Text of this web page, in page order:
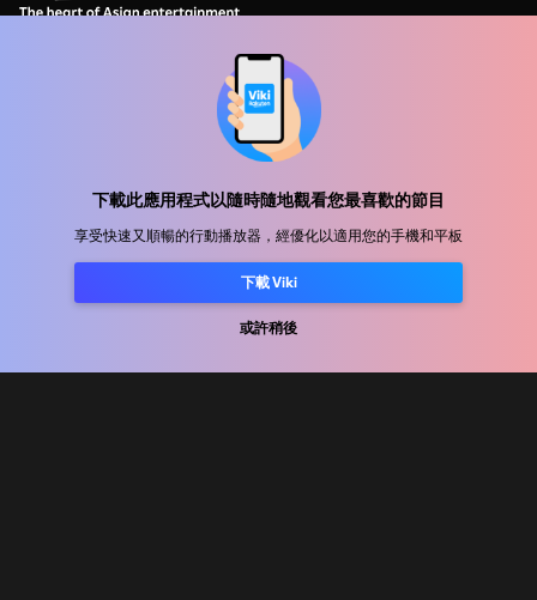
下載此應用程式以隨時隨地觀看您最喜歡的節目
享受快速又順暢的行動播放器，經優化以適用您的手機和平板
下載 Viki
或許稍後
發行合作
使用條款